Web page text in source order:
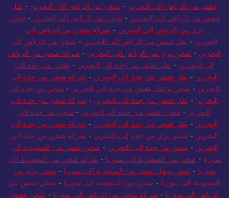
الرياض الى البحرين
-شحن من الرياض الى البحرين -شحن و نقل
عفش من الرياض الي البحرين -شحن من الرياض الي البحرين -نقل
عفش من الرياض الى البحرين
شحن من الرياض الى البحرين-
بري من الرياض الي البحرين-
شركة شحن من الرياض الي
البحرين-نقل عفش من الرياض الى البحرين-شحن من الرياض الي
البحرين- شحن بري من الرياض الي البحرين
شركة شحن من الرياض
الي البحرين
-نقل عفش من جدة الى البحرين -شحن من جدة الي
البحرين -نقل عفش من جدة الى البحرين -شركة شحن من جدة إلى
البحرين- شحن و نقل عفش من جدة الي البحرين-شحن من جدة الى
البحرين
- نقل عفش من جدة الى البحرين
شركة شحن من جدة الي
البحرين -شحن عفش من جدة الي البحرين -شحن من جدة الى
البحرين - نقل عفش من جدة الى البحرين - شركة شحن من جدة الي
البحرين - شحن بري من جدة إلى البحرين -شركة شحن من جدة الي
البحرين -شحن من جدة الى البحرين - شحن عفش من السعودية الى
سوريا
- شحن من السعودية الى سوريا-شركة شحن من السعودية الى
سوريا -شحن ونقل عفش من السعودية الي سوريا - شحن بري من
السعودية إلى سوريا- شحن من السعودية الى سوريا -
شحن عفش من